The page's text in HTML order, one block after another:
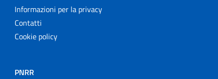
Informazioni per la privacy
Contatti
Cookie policy
PNRR